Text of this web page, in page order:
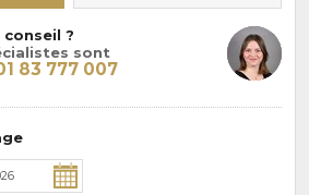
conseil ?
sont
83 777 007